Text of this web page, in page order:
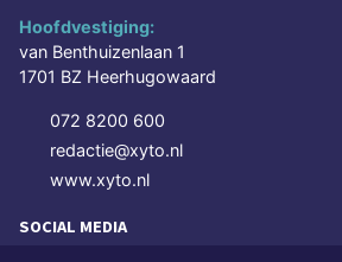
Hoofdvestiging:
van Benthuizenlaan 1
1701 BZ Heerhugowaard
072 8200 600
redactie@xyto.nl
www.xyto.nl
SOCIAL MEDIA